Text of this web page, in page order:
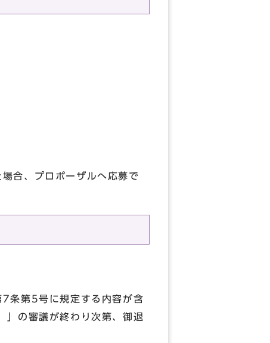
合、プロポーザルへ応募で
7条第5号に規定する内容が含
」の審議が終わり次第、御退